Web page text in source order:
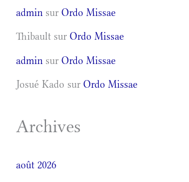
admin surOrdo Missae
Thibault surOrdo Missae
admin surOrdo Missae
Josué Kado surOrdo Missae
Archives
août 2026